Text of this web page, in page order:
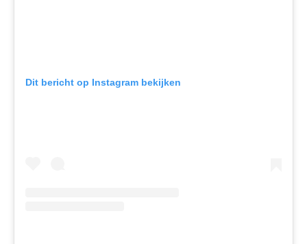
Dit bericht op Instagram bekijken